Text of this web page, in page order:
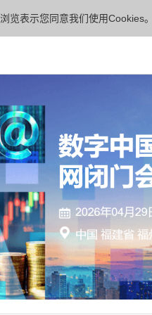
览表示您同意我们使用Cookies。